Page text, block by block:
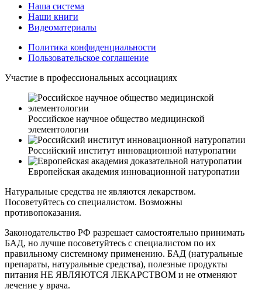
Наша система
Наши книги
Видеоматериалы
Политика конфиденциальности
Пользовательское соглашение
Участие в профессиональных ассоциациях
Российское научное общество медицинской
элементологии
Российский институт инновационной натуропатии
Европейская академия инновационной натуропатии
Натуральные средства не являются лекарством.
Посоветуйтесь со специалистом. Возможны
противопоказания.
Законодательство РФ разрешает самостоятельно принимать
БАД, но лучше посоветуйтесь с специалистом по их
правильному системному применению. БАД (натуральные
препараты, натуральные средства), полезные продукты
питания НЕ ЯВЛЯЮТСЯ ЛЕКАРСТВОМ и не отменяют
лечение у врача.